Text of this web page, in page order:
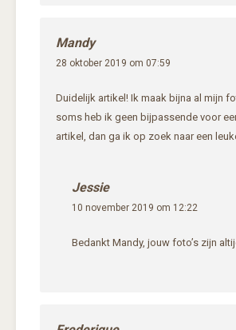
Mandy
28 oktober 2019 om 07:59
Duidelijk artikel! Ik maak bijna al mijn
soms heb ik geen bijpassende voor
artikel, dan ga ik op zoek naar een
Jessie
10 november 2019 om 12:22
Bedankt Mandy, jouw foto’s zijn